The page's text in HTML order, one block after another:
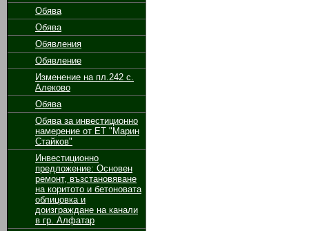
Обява
Обява
Обявления
Обявление
Изменение на пл.242 с.
Алеково
Обява
Обява за инвестиционно
намерение от ЕТ "Марин
Стайков"
Инвестиционно
предложение: Основен
ремонт, възстановяване
на коритото и бетоновата
облицовка и
доизграждане на канали
в гр. Алфатар